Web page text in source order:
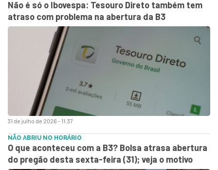
31 de julho de 2026 - 11:37
Não é só o Ibovespa: Tesouro Direto também tem
atraso com problema na abertura da B3
NÃO ABRIU NO HORÁRIO
O que aconteceu com a B3? Bolsa atrasa abertura
do pregão desta sexta-feira (31); veja o motivo